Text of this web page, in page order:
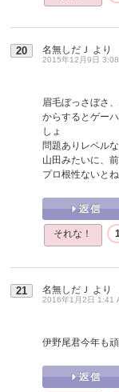
20 名無しだＪ より
2015年12月9日
眉毛ぼっさぼさ
からするとゲー
しょ
問題ありレベル
山田みたいに、
プロ根性ないとね
それな！
21 名無しだＪ より
2016年1月2日 1:41
伊野尾君今年も頑